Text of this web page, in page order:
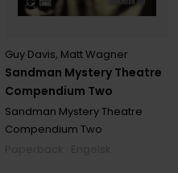
Matt Wagner
Sandman Mystery Theatre
Compendium Two
Guy Davis, Matt Wagner
Sandman Mystery Theatre
Compendium Two